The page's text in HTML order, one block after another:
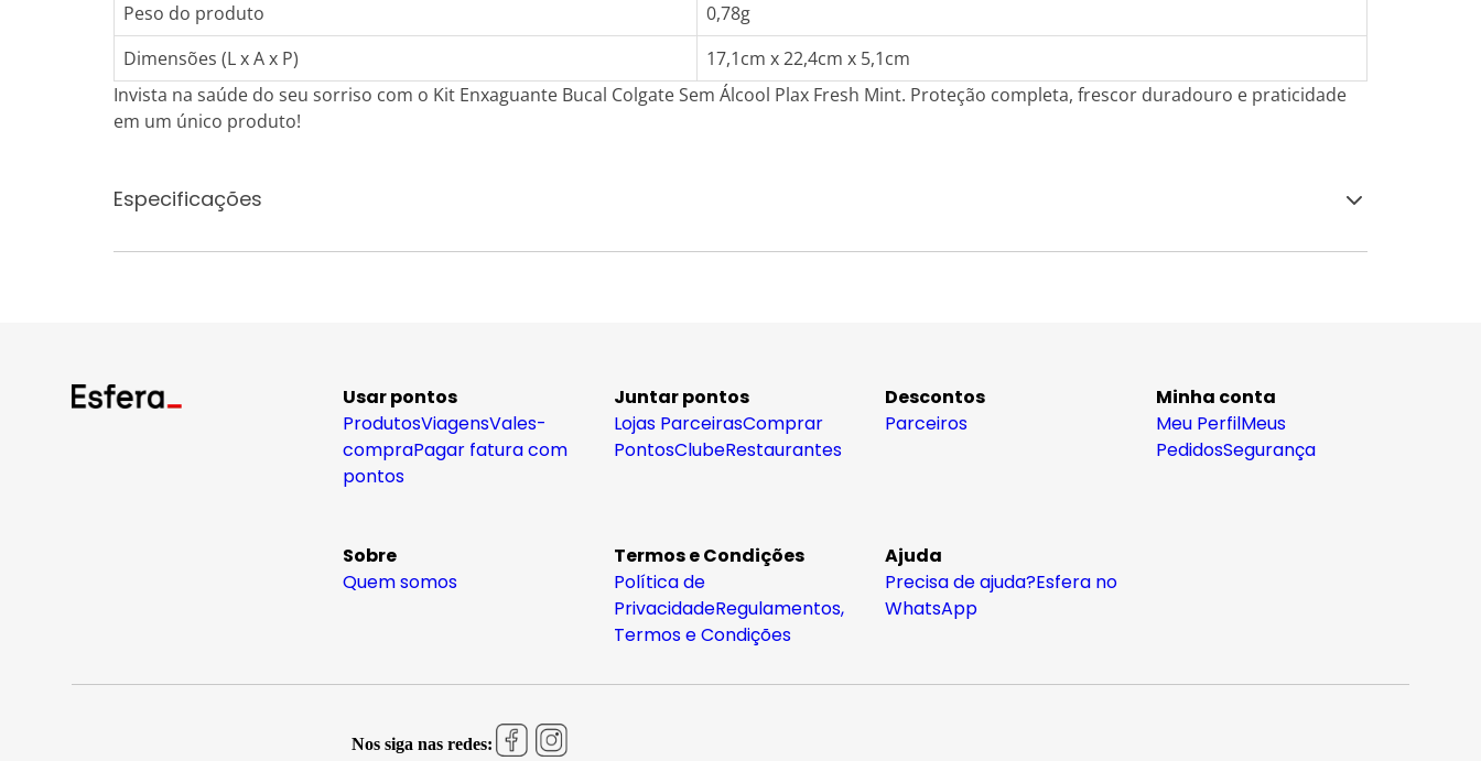
Peso do produto
0,78g
Dimensões (L x A x P)
17,1cm x 22,4cm x 5,1cm
Invista na saúde do seu sorriso com o Kit Enxaguante Bucal Colgate Sem Álcool Plax Fresh Mint. Proteção completa, frescor duradouro e praticidade
em um único produto!
Especificações
Usar pontos
ProdutosViagensVales-
compraPagar fatura com
pontos
Juntar pontos
Lojas ParceirasComprar
PontosClubeRestaurantes
Descontos
Parceiros
Minha conta
Meu PerfilMeus
PedidosSegurança
Sobre
Quem somos
Termos e Condições
Política de
PrivacidadeRegulamentos,
Termos e Condições
Ajuda
Precisa de ajuda?Esfera no
WhatsApp
Nos siga nas redes: